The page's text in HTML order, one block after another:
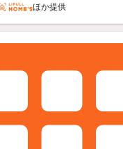
ほか提供